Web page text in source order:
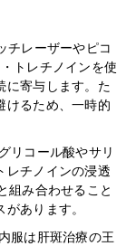
チレーザーやピコ
トレチノインを使
に寄与します。た
けるため、一時的
グリコール酸やサリ
レチノインの浸透
組み合わせること
あります。
服は肝斑治療の王